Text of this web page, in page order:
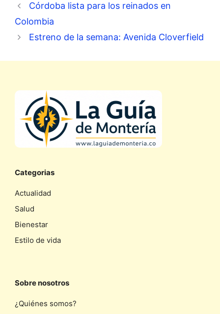
Córdoba lista para los reinados en
Colombia
Estreno de la semana: Avenida Cloverfield
Categorias
Actualidad
Salud
Bienestar
Estilo de vida
Sobre nosotros
¿Quiénes somos?